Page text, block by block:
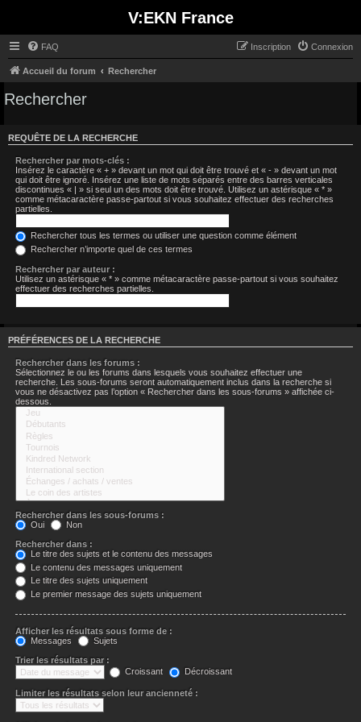
V:EKN France
FAQ Connexion
Inscription
Accueil du forum Rechercher
Rechercher
REQUÊTE DE LA RECHERCHE
Rechercher par mots-clés :
Insérez le caractère « + » devant un mot qui doit être trouvé et « - » devant un mot
qui doit être ignoré. Insérez une liste de mots séparés entre des barres verticales
discontinues « | » si seul un des mots doit être trouvé. Utilisez un astérisque « * »
comme métacaractère passe-partout si vous souhaitez effectuer des recherches
partielles.
Rechercher tous les termes ou utiliser une question comme élément
Rechercher n’importe quel de ces termes
Rechercher par auteur :
Utilisez un astérisque « * » comme métacaractère passe-partout si vous souhaitez
effectuer des recherches partielles.
PRÉFÉRENCES DE LA RECHERCHE
Rechercher dans les forums :
Sélectionnez le ou les forums dans lesquels vous souhaitez effectuer une
recherche. Les sous-forums seront automatiquement inclus dans la recherche si
vous ne désactivez pas l’option « Rechercher dans les sous-forums » affichée ci-
dessous.
Rechercher dans les sous-forums :
Oui
Non
Rechercher dans :
Le titre des sujets et le contenu des messages
Le contenu des messages uniquement
Le titre des sujets uniquement
Le premier message des sujets uniquement
Afficher les résultats sous forme de :
Messages
Sujets
Trier les résultats par :
Croissant
Décroissant
Limiter les résultats selon leur ancienneté :